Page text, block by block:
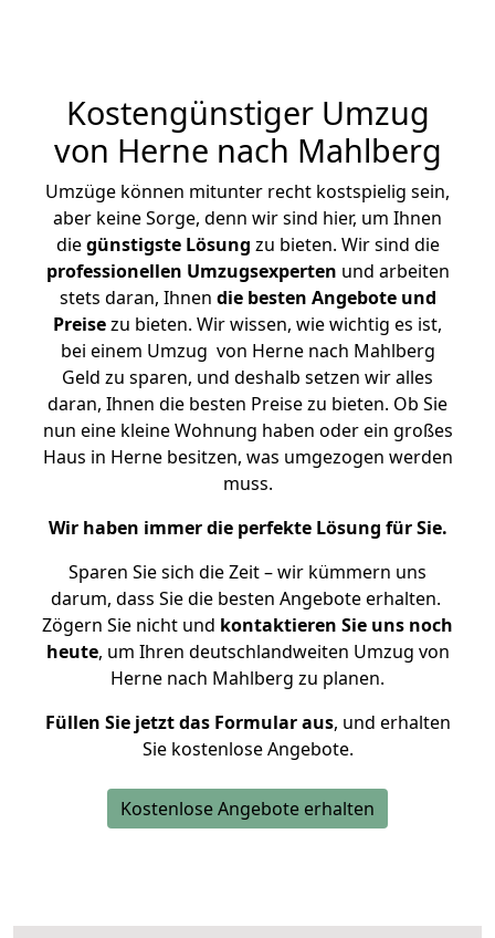
Kostengünstiger Umzug
von Herne nach Mahlberg
Umzüge können mitunter recht kostspielig sein,
aber keine Sorge, denn wir sind hier, um Ihnen
diegünstigste Lösung zu bieten. Wir sind die
professionellen Umzugsexperten und arbeiten
stets daran, Ihnen die besten Angebote und
Preisezu bieten. Wir wissen, wie wichtig es ist,
bei einem Umzug von Herne nach Mahlberg
Geld zu sparen, und deshalb setzen wir alles
daran, Ihnen die besten Preise zu bieten. Ob Sie
nun eine kleine Wohnung haben oder ein großes
Haus in Herne besitzen, was umgezogen werden
muss.
Wir haben immer die perfekte Lösung für Sie.
Sparen Sie sich die Zeit – wir kümmern uns
darum, dass Sie die besten Angebote erhalten.
Zögern Sie nicht und kontaktieren Sie uns noch
heute, um Ihren deutschlandweiten Umzug von
Herne nach Mahlberg zu planen.
Füllen Sie jetzt das Formular aus, und erhalten
Sie kostenlose Angebote.
Kostenlose Angebote erhalten